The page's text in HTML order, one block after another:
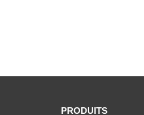
PRODUITS